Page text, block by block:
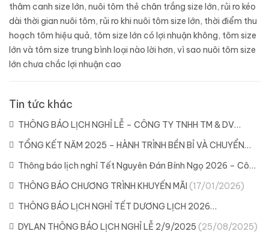
thâm canh size lớn, nuôi tôm thẻ chân trắng size lớn, rủi ro kéo
dài thời gian nuôi tôm, rủi ro khi nuôi tôm size lớn, thời điểm thu
hoạch tôm hiệu quả, tôm size lớn có lợi nhuận không, tôm size
lớn và tôm size trung bình loại nào lời hơn, vì sao nuôi tôm size
lớn chưa chắc lợi nhuận cao
Tin tức khác
THÔNG BÁO LỊCH NGHỈ LỄ – CÔNG TY TNHH TM & DV
DYLAN (21/04/2026)
TỔNG KẾT NĂM 2025 – HÀNH TRÌNH BỀN BỈ VÀ CHUYỂN
MÌNH CÙNG DYLAN(11/02/2026)
Thông báo lịch nghỉ Tết Nguyên Đán Bính Ngọ 2026 – Công
ty Dylan(04/02/2026)
THÔNG BÁO CHƯƠNG TRÌNH KHUYẾN MÃI (17/01/2026)
THÔNG BÁO LỊCH NGHỈ TẾT DƯƠNG LỊCH 2026
(29/12/2025)
DYLAN THÔNG BÁO LỊCH NGHỈ LỄ 2/9/2025 (25/08/2025)